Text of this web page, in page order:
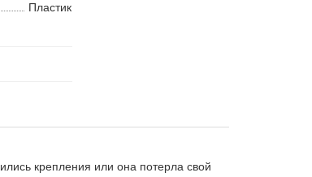
Пластик
крепления или она потерла свой